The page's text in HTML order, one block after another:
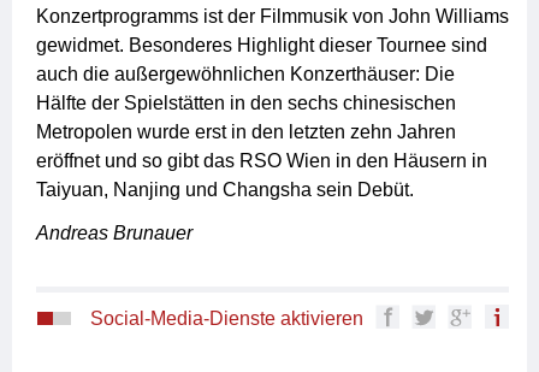
Konzertprogramms ist der Filmmusik von John Williams
gewidmet. Besonderes Highlight dieser Tournee sind
auch die außergewöhnlichen Konzerthäuser: Die
Hälfte der Spielstätten in den sechs chinesischen
Metropolen wurde erst in den letzten zehn Jahren
eröffnet und so gibt das RSO Wien in den Häusern in
Taiyuan, Nanjing und Changsha sein Debüt.
Andreas Brunauer
Social-Media-Dienste aktivieren